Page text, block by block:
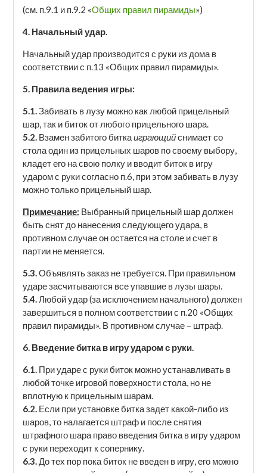
(см. п.9.1 и п.9.2 «Общих правил пирамиды»)
4. Начальный удар.
Начальный удар производится с руки из дома в
соответствии с п.13 «Общих правил пирамиды».
5. Правила ведения игры:
5.1. Забивать в лузу можно как любой прицельный
шар, так и биток от любого прицельного шара.
5.2. Взамен забитого биткаиграющийснимает со
стола один из прицельных шаров по своему выбору,
кладет его на свою полку и вводит биток в игру
ударом с руки согласно п.6, при этом забивать в лузу
можно только прицельный шар.
Примечание: Выбранный прицельный шар должен
быть снят до нанесения следующего удара, в
противном случае он остается на столе и счет в
партии не меняется.
5.3. Объявлять заказ не требуется. При правильном
ударе засчитываются все упавшие в лузы шары.
5.4. Любой удар (за исключением начального) должен
завершиться в полном соответствии с п.20 «Общих
правил пирамиды». В противном случае – штраф.
6. Введение битка в игру ударом с руки.
6.1. При ударе с руки биток можно устанавливать в
любой точке игровой поверхности стола, но не
вплотную к прицельным шарам.
6.2. Если при установке битка задет какой-либо из
шаров, то налагается штраф и после снятия
штрафного шара право введения битка в игру ударом
с руки переходит к сопернику.
6.3. До тех пор пока биток не введен в игру, его можно